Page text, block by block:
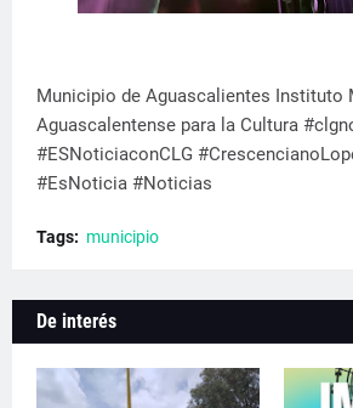
Municipio de Aguascalientes Instituto
Aguascalentense para la Cultura
#ESNoticiaconCLG
#EsNoticia #Noticias
Tags: municipio
De interés